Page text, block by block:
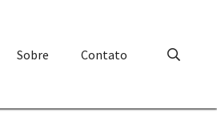
Sobre Contato